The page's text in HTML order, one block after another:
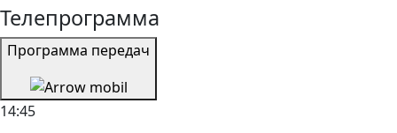
Телепрограмма
Программа передач
14:45